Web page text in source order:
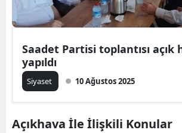
Saadet Partisi toplantısı açık
yapıldı
Siyaset 10 Ağustos 2025
Açıkhava İle İlişkili Konular